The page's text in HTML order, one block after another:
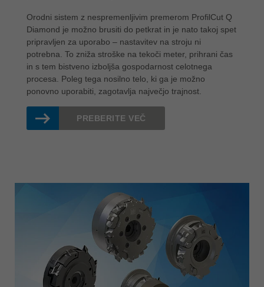
Orodni sistem z nespremenljivim premerom ProfilCut Q
Diamond je možno brusiti do petkrat in je nato takoj spet
pripravljen za uporabo – nastavitev na stroju ni
potrebna. To zniža stroške na tekoči meter, prihrani čas
in s tem bistveno izboljša gospodarnost celotnega
procesa. Poleg tega nosilno telo, ki ga je možno
ponovno uporabiti, zagotavlja največjo trajnost.
PREBERITE VEČ